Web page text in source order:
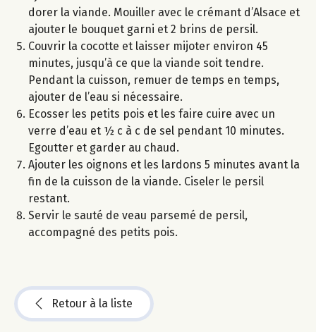
dorer la viande. Mouiller avec le crémant d’Alsace et
ajouter le bouquet garni et 2 brins de persil.
Couvrir la cocotte et laisser mijoter environ 45
minutes, jusqu’à ce que la viande soit tendre.
Pendant la cuisson, remuer de temps en temps,
ajouter de l’eau si nécessaire.
Ecosser les petits pois et les faire cuire avec un
verre d’eau et ½ c à c de sel pendant 10 minutes.
Egoutter et garder au chaud.
Ajouter les oignons et les lardons 5 minutes avant la
fin de la cuisson de la viande. Ciseler le persil
restant.
Servir le sauté de veau parsemé de persil,
accompagné des petits pois.
Retour à la liste